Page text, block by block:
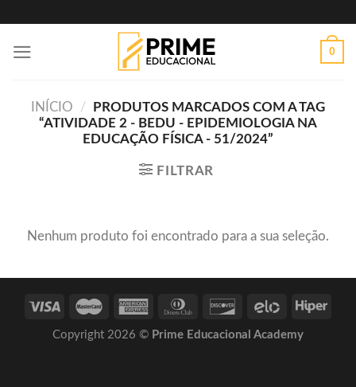
content
0
INÍCIO /
PRODUTOS MARCADOS COM A TAG
“ATIVIDADE 2 - BEDU - EPIDEMIOLOGIA NA
EDUCAÇÃO FÍSICA - 51/2024”
FILTRAR
Nenhum produto foi encontrado para a sua seleção.
Copyright 2026 © Prime Educacional Academy